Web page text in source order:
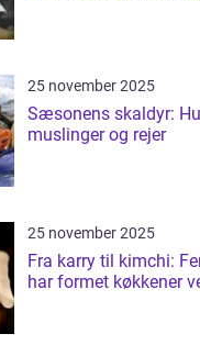
25 november 2025
Sæsonens skaldyr:
muslinger og rejer
25 november 2025
Fra karry til kimchi:
har formet køkkener